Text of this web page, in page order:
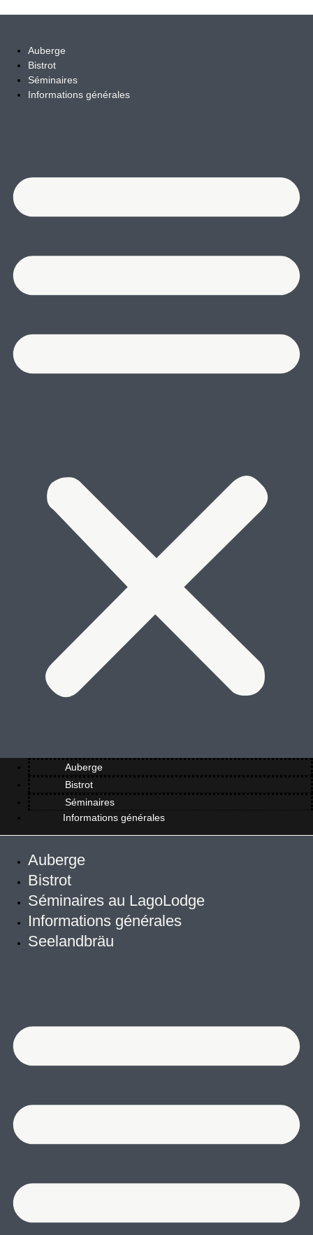
Auberge
Bistrot
Séminaires
Informations générales
Auberge
Bistrot
Séminaires
Informations générales
Auberge
Bistrot
Séminaires au LagoLodge
Informations générales
Seelandbräu